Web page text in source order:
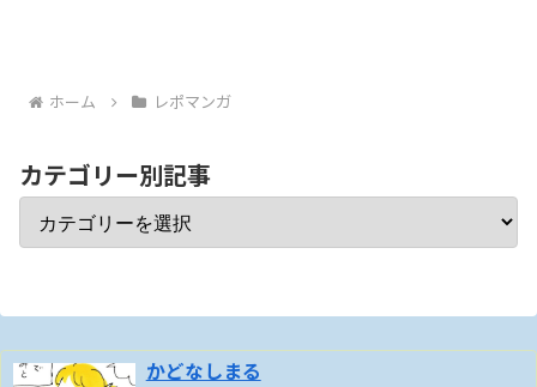
ホーム レポマンガ
カテゴリー別記事
かどなしまる